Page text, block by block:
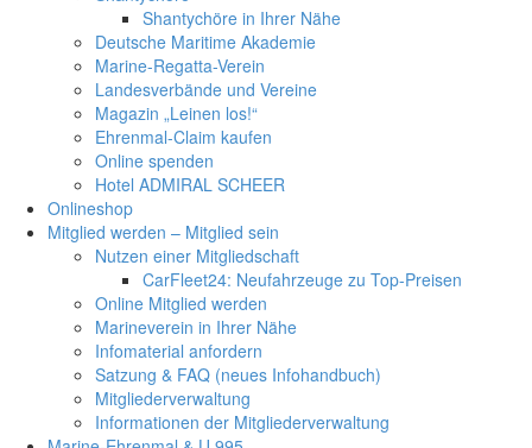
Shantychöre in Ihrer Nähe
Deutsche Maritime Akademie
Marine-Regatta-Verein
Landesverbände und Vereine
Magazin „Leinen los!“
Ehrenmal-Claim kaufen
Online spenden
Hotel ADMIRAL SCHEER
Onlineshop
Mitglied werden – Mitglied sein
Nutzen einer Mitgliedschaft
CarFleet24: Neufahrzeuge zu Top-Preisen
Online Mitglied werden
Marineverein in Ihrer Nähe
Infomaterial anfordern
Satzung & FAQ (neues Infohandbuch)
Mitgliederverwaltung
Informationen der Mitgliederverwaltung